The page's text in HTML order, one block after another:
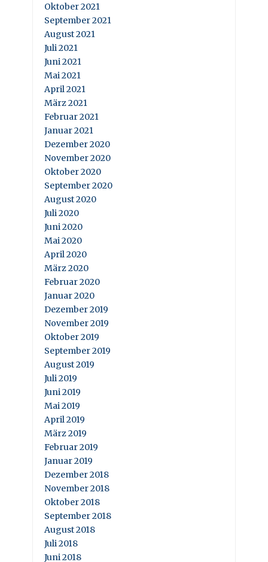
Oktober 2021
September 2021
August 2021
Juli 2021
Juni 2021
Mai 2021
April 2021
März 2021
Februar 2021
Januar 2021
Dezember 2020
November 2020
Oktober 2020
September 2020
August 2020
Juli 2020
Juni 2020
Mai 2020
April 2020
März 2020
Februar 2020
Januar 2020
Dezember 2019
November 2019
Oktober 2019
September 2019
August 2019
Juli 2019
Juni 2019
Mai 2019
April 2019
März 2019
Februar 2019
Januar 2019
Dezember 2018
November 2018
Oktober 2018
September 2018
August 2018
Juli 2018
Juni 2018